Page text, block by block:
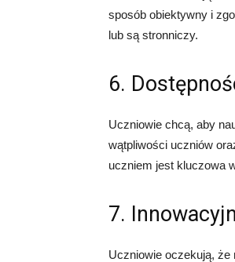
sposób obiektywny i
lub są stronniczy.
6.
Uczniowie chcą, aby
wątpliwości uczniów
uczniem jest kluczowa
7.
Uczniowie oczekują, że